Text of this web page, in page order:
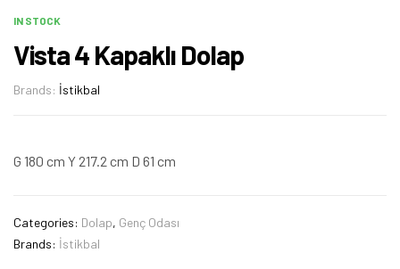
IN STOCK
Vista 4 Kapaklı Dolap
Brands: İstikbal
G 180 cm Y 217.2 cm D 61 cm
Categories: Dolap, Genç Odası
Brands: İstikbal